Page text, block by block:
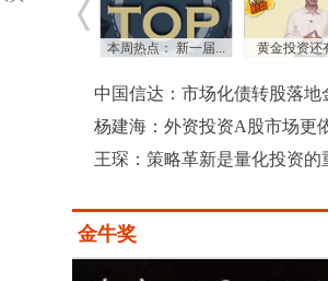
本周热点： 新一届... 黄金投资还
中国信达：市场化债转股落地
杨建海：外资投资A股市场更
王琛：策略革新是量化投资的
金牛奖